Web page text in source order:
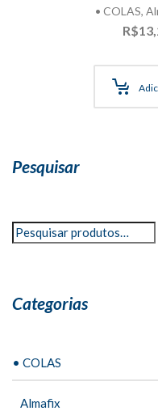
• COLAS,
R$
Pesquisar
Categorias
• COLAS
Almafix